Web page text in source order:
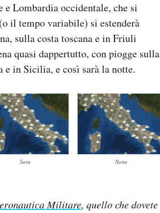
Lombardia occidentale, che si
il tempo variabile) si estenderà
sulla costa toscana e in Friuli
quasi dappertutto, con piogge sulla
e in Sicilia, e così sarà la notte.
Sera Notte
Militare, quello che dovete